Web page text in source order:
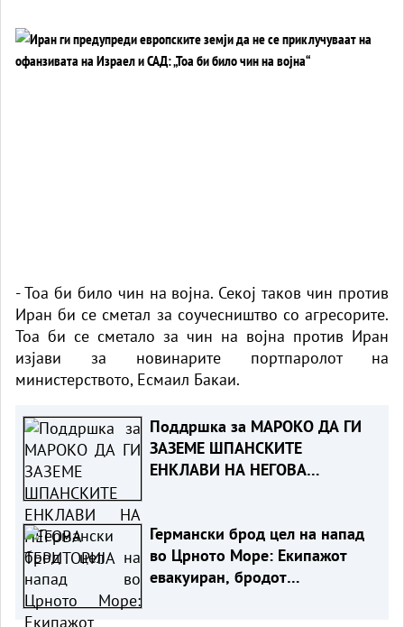
- Тоа би било чин на војна. Секој таков чин против
Иран би се сметал за соучесништво со агресорите.
Тоа би се сметало за чин на војна против Иран
изјави за новинарите портпаролот на
министерството, Есмаил Бакаи.
Поддршка за МАРОКО ДА ГИ
ЗАЗЕМЕ ШПАНСКИТЕ
ЕНКЛАВИ НА НЕГОВА
Германски брод цел на напад
во Црното Море: Екипажот
евакуиран, бродот